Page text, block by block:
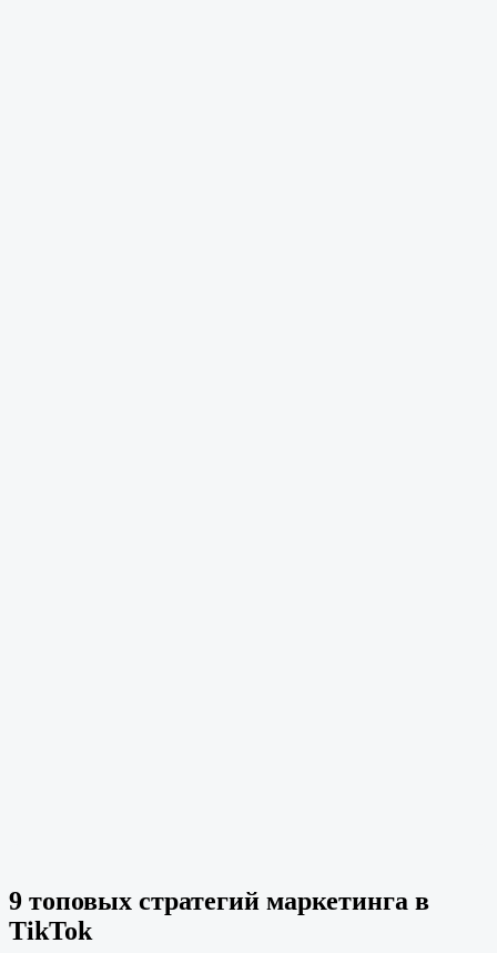
9 топовых стратегий маркетинга в
TikTok